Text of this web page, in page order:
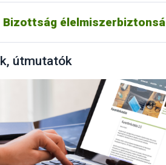
Bizottság
útmutatók